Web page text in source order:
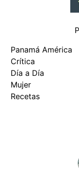
Panamá América
Crítica
Día a Día
Mujer
Recetas